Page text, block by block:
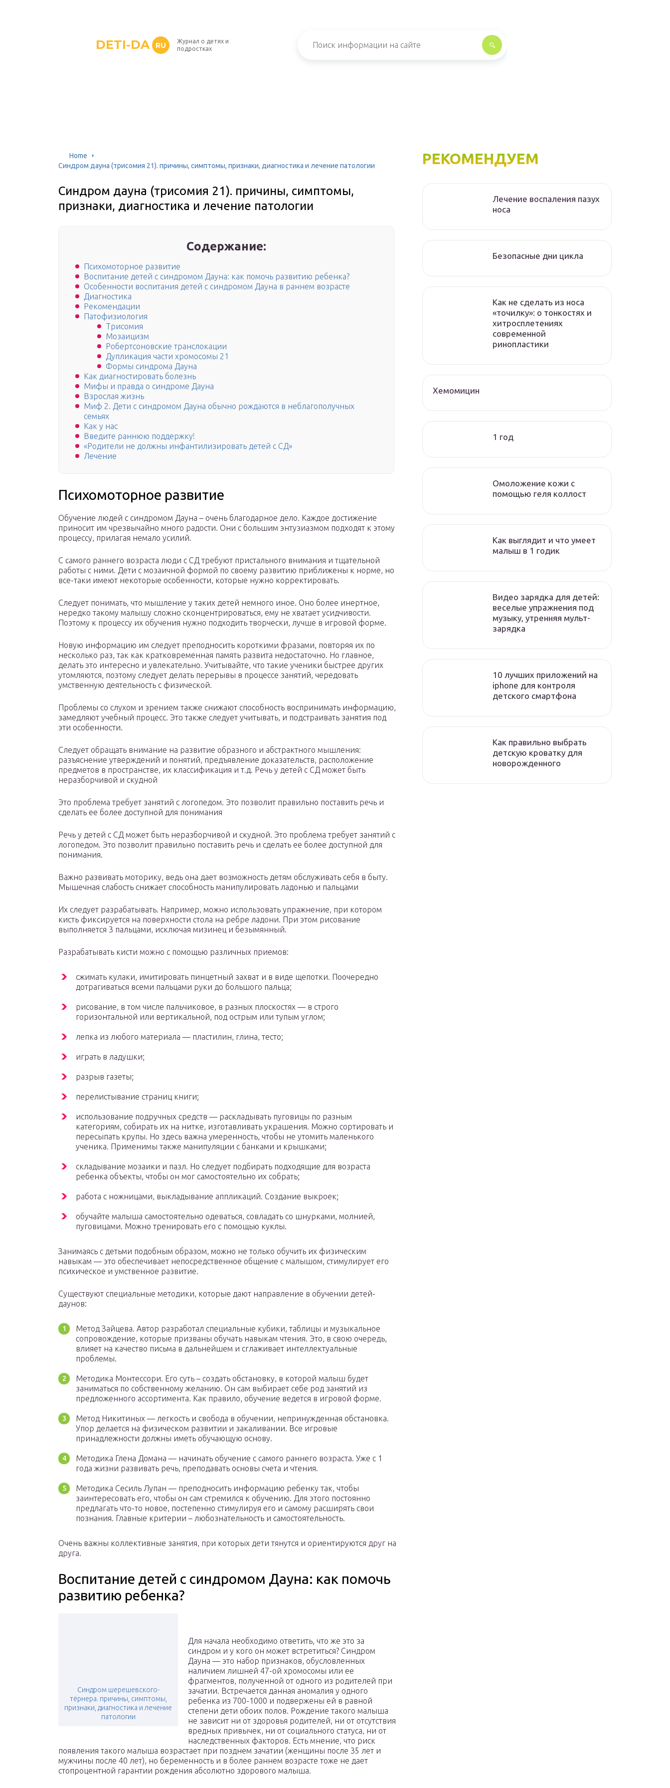
DETI-DA RU
Журнал о детях и
подростках
Home
Синдром дауна (трисомия 21). причины, симптомы, признаки, диагностика и лечение патологии
Синдром дауна (трисомия 21). причины, симптомы,
признаки, диагностика и лечение патологии
Содержание:
Психомоторное развитие
Воспитание детей с синдромом Дауна: как помочь развитию ребенка?
Особенности воспитания детей с синдромом Дауна в раннем возрасте
Диагностика
Рекомендации
Патофизиология
Трисомия
Мозаицизм
Робертсоновские транслокации
Дупликация части хромосомы 21
Формы синдрома Дауна
Как диагностировать болезнь
Мифы и правда о синдроме Дауна
Взрослая жизнь
Миф 2. Дети с синдромом Дауна обычно рождаются в неблагополучных
семьях
Как у нас
Введите раннюю поддержку!
«Родители не должны инфантилизировать детей с СД»
Лечение
Психомоторное развитие
Обучение людей с синдромом Дауна – очень благодарное дело. Каждое достижение
приносит им чрезвычайно много радости. Они с большим энтузиазмом подходят к этому
процессу, прилагая немало усилий.
С самого раннего возраста люди с СД требуют пристального внимания и тщательной
работы с ними. Дети с мозаичной формой по своему развитию приближены к норме, но
все-таки имеют некоторые особенности, которые нужно корректировать.
Следует понимать, что мышление у таких детей немного иное. Оно более инертное,
нередко такому малышу сложно сконцентрироваться, ему не хватает усидчивости.
Поэтому к процессу их обучения нужно подходить творчески, лучше в игровой форме.
Новую информацию им следует преподносить короткими фразами, повторяя их по
несколько раз, так как кратковременная память развита недостаточно. Но главное,
делать это интересно и увлекательно. Учитывайте, что такие ученики быстрее других
утомляются, поэтому следует делать перерывы в процессе занятий, чередовать
умственную деятельность с физической.
Проблемы со слухом и зрением также снижают способность воспринимать информацию,
замедляют учебный процесс. Это также следует учитывать, и подстраивать занятия под
эти особенности.
Следует обращать внимание на развитие образного и абстрактного мышления:
разъяснение утверждений и понятий, предъявление доказательств, расположение
предметов в пространстве, их классификация и т.д. Речь у детей с СД может быть
неразборчивой и скудной
Это проблема требует занятий с логопедом. Это позволит правильно поставить речь и
сделать ее более доступной для понимания
Речь у детей с СД может быть неразборчивой и скудной. Это проблема требует занятий с
логопедом. Это позволит правильно поставить речь и сделать ее более доступной для
понимания.
Важно развивать моторику, ведь она дает возможность детям обслуживать себя в быту.
Мышечная слабость снижает способность манипулировать ладонью и пальцами
Их следует разрабатывать. Например, можно использовать упражнение, при котором
кисть фиксируется на поверхности стола на ребре ладони. При этом рисование
выполняется 3 пальцами, исключая мизинец и безымянный.
Разрабатывать кисти можно с помощью различных приемов:
сжимать кулаки, имитировать пинцетный захват и в виде щепотки. Поочередно
дотрагиваться всеми пальцами руки до большого пальца;
рисование, в том числе пальчиковое, в разных плоскостях — в строго
горизонтальной или вертикальной, под острым или тупым углом;
лепка из любого материала — пластилин, глина, тесто;
играть в ладушки;
разрыв газеты;
перелистывание страниц книги;
использование подручных средств — раскладывать пуговицы по разным
категориям, собирать их на нитке, изготавливать украшения. Можно сортировать и
пересыпать крупы. Но здесь важна умеренность, чтобы не утомить маленького
ученика. Применимы также манипуляции с банками и крышками;
складывание мозаики и пазл. Но следует подбирать подходящие для возраста
ребенка объекты, чтобы он мог самостоятельно их собрать;
работа с ножницами, выкладывание аппликаций. Создание выкроек;
обучайте малыша самостоятельно одеваться, совладать со шнурками, молнией,
пуговицами. Можно тренировать его с помощью куклы.
Занимаясь с детьми подобным образом, можно не только обучить их физическим
навыкам — это обеспечивает непосредственное общение с малышом, стимулирует его
психическое и умственное развитие.
Существуют специальные методики, которые дают направление в обучении детей-
даунов:
Метод Зайцева. Автор разработал специальные кубики, таблицы и музыкальное
сопровождение, которые призваны обучать навыкам чтения. Это, в свою очередь,
влияет на качество письма в дальнейшем и сглаживает интеллектуальные
проблемы.
Методика Монтессори. Его суть – создать обстановку, в которой малыш будет
заниматься по собственному желанию. Он сам выбирает себе род занятий из
предложенного ассортимента. Как правило, обучение ведется в игровой форме.
Метод Никитиных — легкость и свобода в обучении, непринужденная обстановка.
Упор делается на физическом развитии и закаливании. Все игровые
принадлежности должны иметь обучающую основу.
Методика Глена Домана — начинать обучение с самого раннего возраста. Уже с 1
года жизни развивать речь, преподавать основы счета и чтения.
Методика Сесиль Лупан — преподносить информацию ребенку так, чтобы
заинтересовать его, чтобы он сам стремился к обучению. Для этого постоянно
предлагать что-то новое, постепенно стимулируя его и самому расширять свои
познания. Главные критерии – любознательность и самостоятельность.
Очень важны коллективные занятия, при которых дети тянутся и ориентируются друг на
друга.
Воспитание детей с синдромом Дауна: как помочь
развитию ребенка?
Синдром шерешевского-
тёрнера. причины, симптомы,
признаки, диагностика и лечение
патологии
Для начала необходимо ответить, что же это за
синдром и у кого он может встретиться? Синдром
Дауна — это набор признаков, обусловленных
наличием лишней 47-ой хромосомы или ее
фрагментов, полученной от одного из родителей при
зачатии. Встречается данная аномалия у одного
ребенка из 700-1000 и подвержены ей в равной
степени дети обоих полов. Рождение такого малыша
не зависит ни от здоровья родителей, ни от отсутствия
вредных привычек, ни от социального статуса, ни от
наследственных факторов. Есть мнение, что риск
появления такого малыша возрастает при позднем зачатии (женщины после 35 лет и
мужчины после 40 лет), но беременность и в более раннем возрасте тоже не дает
стопроцентной гарантии рождения абсолютно здорового малыша.
РЕКОМЕНДУЕМ
Лечение воспаления пазух
носа
Безопасные дни цикла
Как не сделать из носа
«точилку»: о тонкостях и
хитросплетениях
современной
ринопластики
Хемомицин
1 год
Омоложение кожи с
помощью геля коллост
Как выглядит и что умеет
малыш в 1 годик
Видео зарядка для детей:
веселые упражнения под
музыку, утренняя мульт-
зарядка
10 лучших приложений на
iphone для контроля
детского смартфона
Как правильно выбрать
детскую кроватку для
новорожденного